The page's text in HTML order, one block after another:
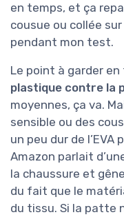
en temps, et ça
cousue ou collée
pendant mon test.
Le point à garder en
plastique contre la
moyennes, ça va.
sensible ou des
un peu dur de
Amazon parlait
la chaussure et
du fait que le
du tissu. Si la patte